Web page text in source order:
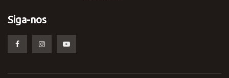
Siga-nos